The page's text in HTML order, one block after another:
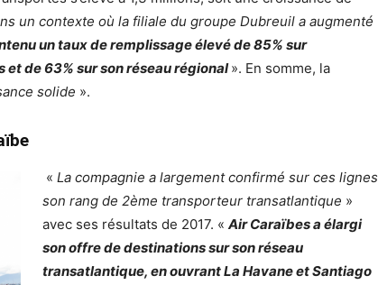
un contexte où la filiale du groupe Dubreuil a augmenté
un taux de remplissage élevé de 85% sur
et de 63% sur son réseau régional». En somme, la
solide ».
« La compagnie a largement confirmé sur ces lignes
son rang de 2ème transporteur transatlantique »
avec ses résultats de 2017. « Air Caraïbes a élargi
son offre de destinations sur son réseau
transatlantique, en ouvrant La Havane et Santiago